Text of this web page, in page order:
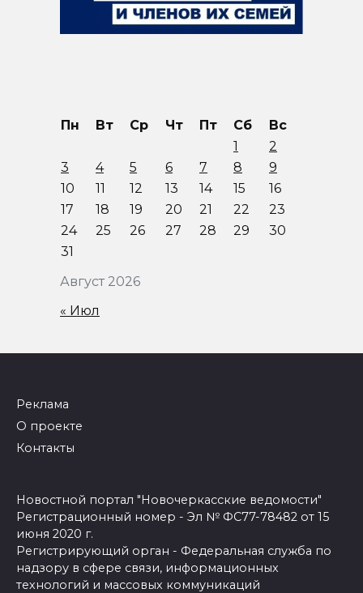
Август 2026
Пн Вт Ср Чт Пт Сб
Вс
1
2
3
4 5 6 7 8
9
10
11 12 13 14 15
16
17
18 19 20 21 22
23
24
25 26 27 28 29
30
31
« Июл
Реклама
О проекте
Контакты
Новостной портал "Новочеркасские ведомости"
Регистрационный номер - Эл № ФС77-78482 от 15
июня 2020 г.
Регистрирующий орган - Федеральная служба по
надзору в сфере связи, информационных
технологий и массовых коммуникаций